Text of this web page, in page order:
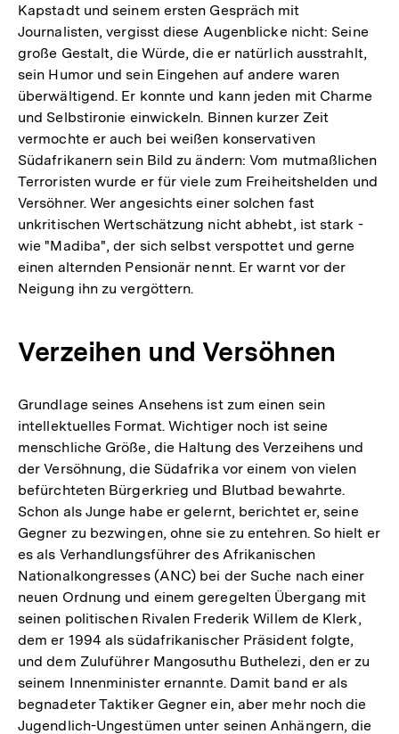
Kapstadt und seinem ersten Gespräch mit
Journalisten, vergisst diese Augenblicke nicht: Seine
große Gestalt, die Würde, die er natürlich ausstrahlt,
sein Humor und sein Eingehen auf andere waren
überwältigend. Er konnte und kann jeden mit Charme
und Selbstironie einwickeln. Binnen kurzer Zeit
vermochte er auch bei weißen konservativen
Südafrikanern sein Bild zu ändern: Vom mutmaßlichen
Terroristen wurde er für viele zum Freiheitshelden und
Versöhner. Wer angesichts einer solchen fast
unkritischen Wertschätzung nicht abhebt, ist stark -
wie "Madiba", der sich selbst verspottet und gerne
einen alternden Pensionär nennt. Er warnt vor der
Neigung ihn zu vergöttern.
Verzeihen und Versöhnen
Grundlage seines Ansehens ist zum einen sein
intellektuelles Format. Wichtiger noch ist seine
menschliche Größe, die Haltung des Verzeihens und
der Versöhnung, die Südafrika vor einem von vielen
befürchteten Bürgerkrieg und Blutbad bewahrte.
Schon als Junge habe er gelernt, berichtet er, seine
Gegner zu bezwingen, ohne sie zu entehren. So hielt er
es als Verhandlungsführer des Afrikanischen
Nationalkongresses (ANC) bei der Suche nach einer
neuen Ordnung und einem geregelten Übergang mit
seinen politischen Rivalen Frederik Willem de Klerk,
dem er 1994 als südafrikanischer Präsident folgte,
und dem Zuluführer Mangosuthu Buthelezi, den er zu
seinem Innenminister ernannte. Damit band er als
begnadeter Taktiker Gegner ein, aber mehr noch die
Jugendlich-Ungestümen unter seinen Anhängern, die